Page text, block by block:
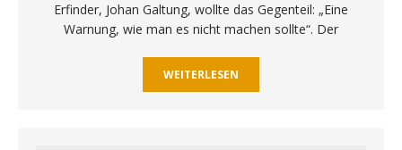
Erfinder, Johan Galtung, wollte das Gegenteil: „Eine
Warnung, wie man es nicht machen sollte“. Der
WEITERLESEN